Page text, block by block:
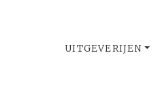
UITGEVERIJEN